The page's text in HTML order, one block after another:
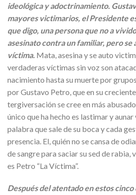
ideológica y adoctrinamiento.
mayores victimarios, el Presidente
que digo, una persona que no a
asesinato contra un familiar, pero se
víctima. Mata, asesina y se auto
verdaderas víctimas sin voz son
nacimiento hasta su muerte por
por Gustavo Petro, que en su
tergiversación se cree en más
único que ha hecho es lastimar y
palabra que sale de su boca y cada
presencia. El, quién no se cansa de
de sangre para saciar su sed de rabia,
es Petro “La Víctima”.
Después del atentado en estos cinco